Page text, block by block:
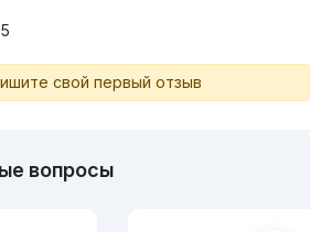
свой первый отзыв
вопросы